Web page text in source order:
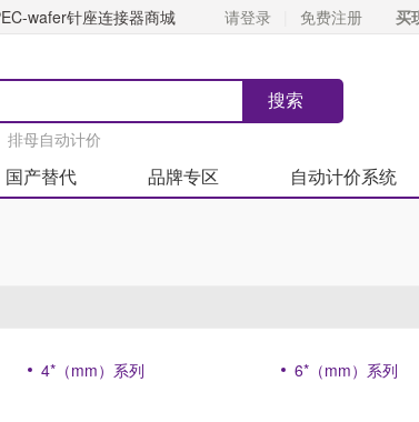
wafer针座连接器商城 请登录 免费注册 买
排母自动计价
国产替代 品牌专区 自动计价系统
4*（mm）系列 6*（mm）系列